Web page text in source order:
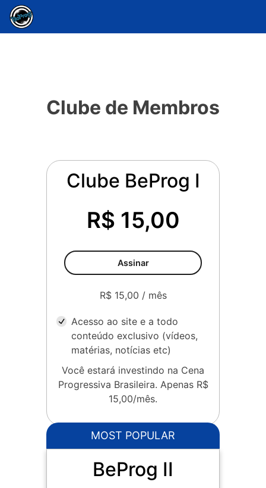
Clube de Membros
Clube BeProg I
R$ 15,00
Assinar
R$ 15,00 / mês
Acesso ao site e a todo
conteúdo exclusivo (vídeos,
matérias, notícias etc)
Você estará investindo na Cena
Progressiva Brasileira. Apenas R$
15,00/mês.
MOST POPULAR
BeProg II